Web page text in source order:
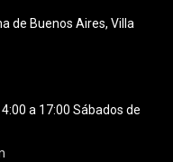
de Buenos Aires, Villa
a 17:00 Sábados de